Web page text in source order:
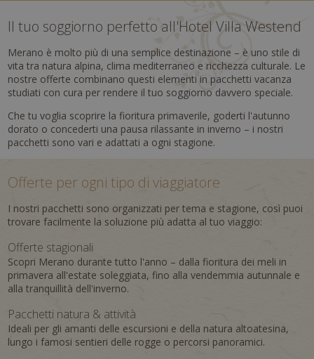
Il tuo soggiorno perfetto all'Hotel Villa Westend
Merano è molto più di una semplice destinazione – è uno stile di
vita tra natura alpina, clima mediterraneo e ricchezza culturale. Le
nostre offerte combinano questi elementi in pacchetti vacanza
studiati con cura per rendere il tuo soggiorno davvero speciale.
Che tu voglia scoprire la fioritura primaverile, goderti l'autunno
dorato o concederti una pausa rilassante in inverno – i nostri
pacchetti sono vari e adattati a ogni stagione.
Offerte per ogni tipo di viaggiatore
I nostri pacchetti sono organizzati per tema e stagione, così puoi
trovare facilmente la soluzione più adatta al tuo viaggio:
Offerte stagionali
Scopri Merano durante tutto l'anno – dalla fioritura dei meli in
primavera all'estate soleggiata, fino alla vendemmia autunnale e
alla tranquillità dell'inverno.
Pacchetti natura & attività
Ideali per gli amanti delle escursioni e della natura altoatesina,
lungo i famosi sentieri delle rogge o percorsi panoramici.